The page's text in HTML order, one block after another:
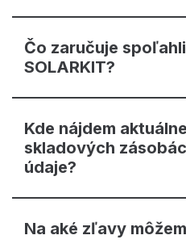
Čo zaručuje
SOLARKIT?
Kde nájdem
skladových
údaje?
Na aké zľavy